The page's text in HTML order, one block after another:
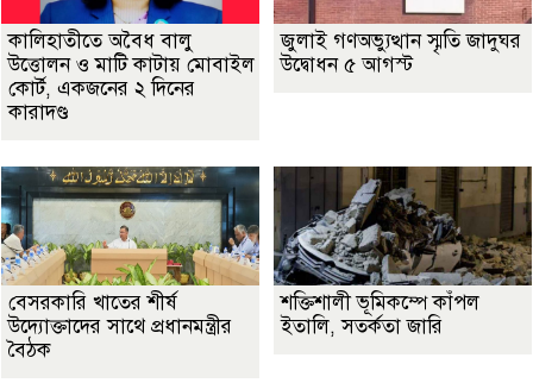
কালিহাতীতে অবৈধ বালু
উত্তোলন ও মাটি কাটায় মোবাইল
কোর্ট, একজনের ২ দিনের
কারাদণ্ড
জুলাই গণঅভ্যুত্থান স্মৃতি জাদুঘর
উদ্বোধন ৫ আগস্ট
বেসরকারি খাতের শীর্ষ
উদ্যোক্তাদের সাথে প্রধানমন্ত্রীর
বৈঠক
শক্তিশালী ভূমিকম্পে কাঁপল
ইতালি, সতর্কতা জারি